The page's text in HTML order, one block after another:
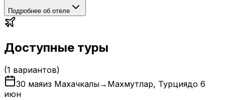
Подробнее об отеле
Доступные туры
(1 вариантов)
30 маяиз Махачкалы→ Махмутлар, Турциядо 6
июн